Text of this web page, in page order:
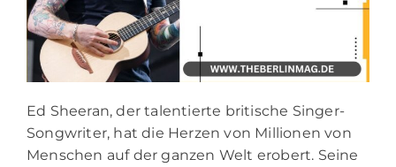
Ed Sheeran, der talentierte britische Singer-
Songwriter, hat die Herzen von Millionen von
Menschen auf der ganzen Welt erobert. Seine